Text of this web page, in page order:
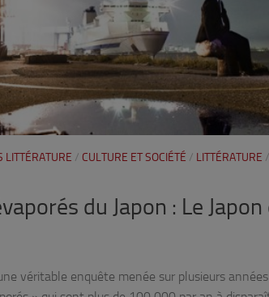
LITTÉRATURE / CULTURE ET SOCIÉTÉ / LITTÉRATURE /
du Japon : Le Japon
véritable enquête menée sur plusieurs